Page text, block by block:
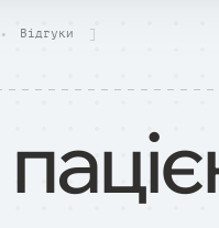
Відгуки